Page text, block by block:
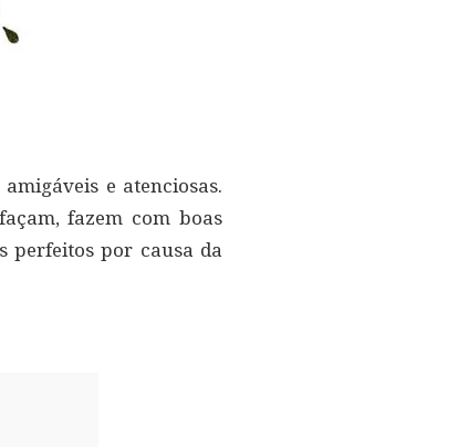
​​e atenciosas.
fazem com boas
perfeitos por causa da